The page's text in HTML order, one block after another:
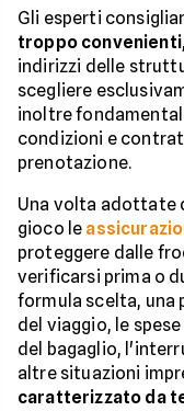
Gli esperti
troppo convenienti
indirizzi delle
scegliere
inoltre
condizioni e
prenotazione.
Una volta adottate
gioco le
proteggere dalle
verificarsi prima o
formula scelta, una
del viaggio, le
del bagaglio,
altre situazioni
caratterizzato da